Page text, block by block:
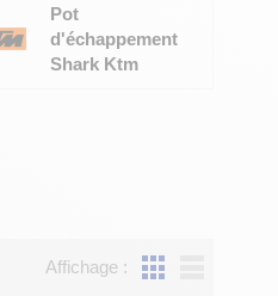
Pot
d'échappement
Shark Ktm
Affichage :